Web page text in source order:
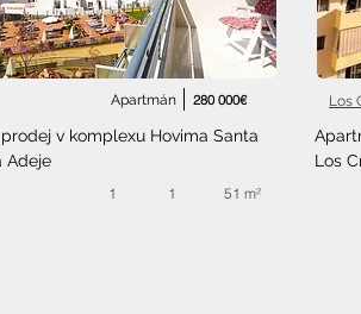
Apartmán 280 000€
v komplexu Hovima Santa
Adeje
1 1 51 m²
Los
Los